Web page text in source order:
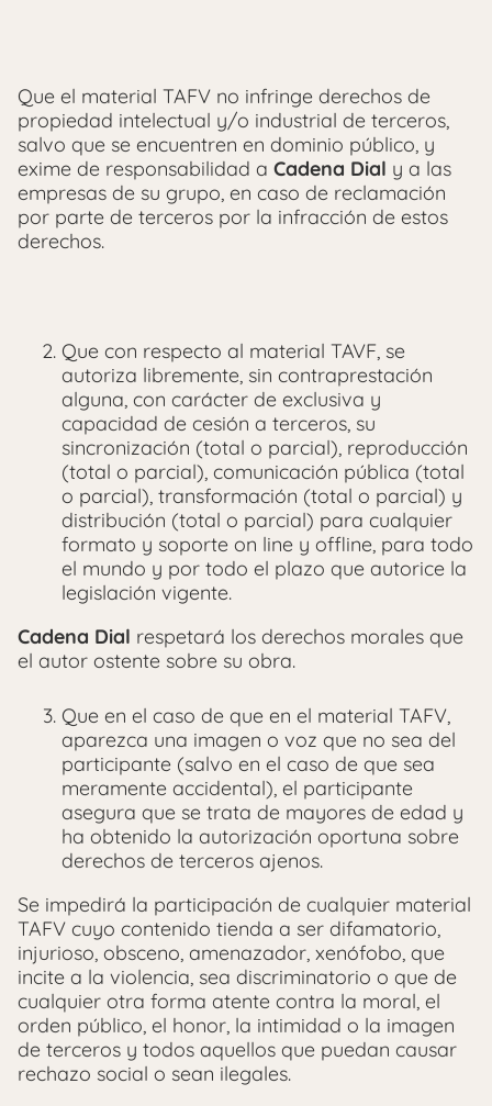
Que el material TAFV no infringe derechos de
propiedad intelectual y/o industrial de terceros,
salvo que se encuentren en dominio público, y
exime de responsabilidad a Cadena Dial y a las
empresas de su grupo, en caso de reclamación
por parte de terceros por la infracción de estos
derechos.
Que con respecto al material TAVF, se
autoriza libremente, sin contraprestación
alguna, con carácter de exclusiva y
capacidad de cesión a terceros, su
sincronización (total o parcial), reproducción
(total o parcial), comunicación pública (total
o parcial), transformación (total o parcial) y
distribución (total o parcial) para cualquier
formato y soporte on line y offline, para todo
el mundo y por todo el plazo que autorice la
legislación vigente.
Cadena Dial respetará los derechos morales que
el autor ostente sobre su obra.
Que en el caso de que en el material TAFV,
aparezca una imagen o voz que no sea del
participante (salvo en el caso de que sea
meramente accidental), el participante
asegura que se trata de mayores de edad y
ha obtenido la autorización oportuna sobre
derechos de terceros ajenos.
Se impedirá la participación de cualquier material
TAFV cuyo contenido tienda a ser difamatorio,
injurioso, obsceno, amenazador, xenófobo, que
incite a la violencia, sea discriminatorio o que de
cualquier otra forma atente contra la moral, el
orden público, el honor, la intimidad o la imagen
de terceros y todos aquellos que puedan causar
rechazo social o sean ilegales.